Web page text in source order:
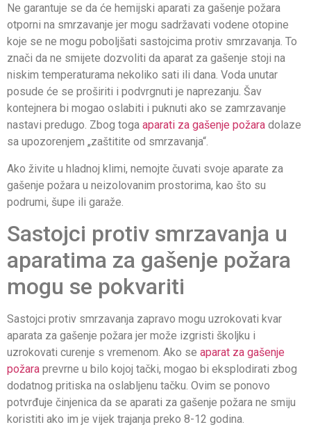
Ne garantuje se da će hemijski aparati za gašenje požara
otporni na smrzavanje jer mogu sadržavati vodene otopine
koje se ne mogu poboljšati sastojcima protiv smrzavanja. To
znači da ne smijete dozvoliti da aparat za gašenje stoji na
niskim temperaturama nekoliko sati ili dana. Voda unutar
posude će se proširiti i podvrgnuti je naprezanju. Šav
kontejnera bi mogao oslabiti i puknuti ako se zamrzavanje
nastavi predugo. Zbog toga aparati za gašenje požara dolaze
sa upozorenjem „zaštitite od smrzavanja“.
Ako živite u hladnoj klimi, nemojte čuvati svoje aparate za
gašenje požara u neizolovanim prostorima, kao što su
podrumi, šupe ili garaže.
Sastojci protiv smrzavanja u
aparatima za gašenje požara
mogu se pokvariti
Sastojci protiv smrzavanja zapravo mogu uzrokovati kvar
aparata za gašenje požara jer može izgristi školjku i
uzrokovati curenje s vremenom. Ako se aparat za gašenje
požara prevrne u bilo kojoj tački, mogao bi eksplodirati zbog
dodatnog pritiska na oslabljenu tačku. Ovim se ponovo
potvrđuje činjenica da se aparati za gašenje požara ne smiju
koristiti ako im je vijek trajanja preko 8-12 godina.